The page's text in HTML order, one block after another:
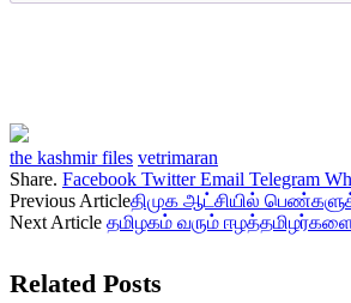
the kashmir files vetrimaran
Share. Facebook Twitter Email Telegram
Previous Articleதிமுக ஆட்சியில்
Next Article தமிழகம் வரும்
Related Posts